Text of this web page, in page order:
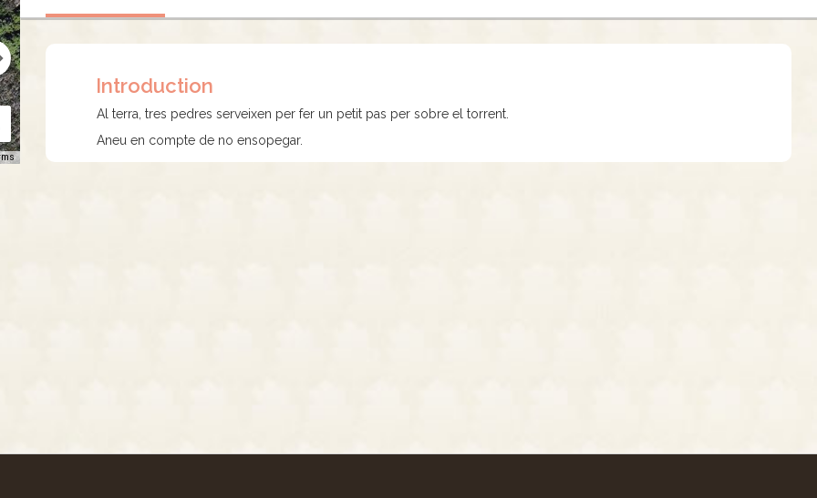
Introduction
Al terra, tres pedres serveixen per fer un petit pas per sobre el torrent.
Aneu en compte de no ensopegar.